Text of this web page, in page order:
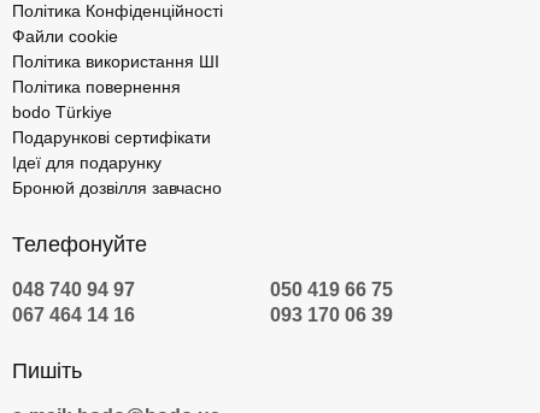
Політика Конфіденційності
Файли cookie
Політика використання ШІ
Політика повернення
bodo Türkiye
Подарункові сертифікати
Ідеї для подарунку
Бронюй дозвілля завчасно
Телефонуйте
048 740 94 97
050 419 66 75
067 464 14 16
093 170 06 39
Пишіть